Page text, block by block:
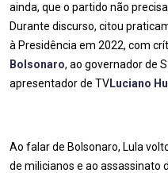
ainda, que o partido não
Durante discurso, citou
à Presidência em 2022, com
Bolsonaro, ao governador de
apresentador de TVLuciano
Ao falar de Bolsonaro, Lula
de milicianos e ao assassinato